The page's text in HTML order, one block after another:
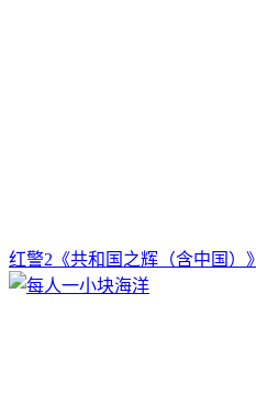
红警2《共和国之辉（含中国）